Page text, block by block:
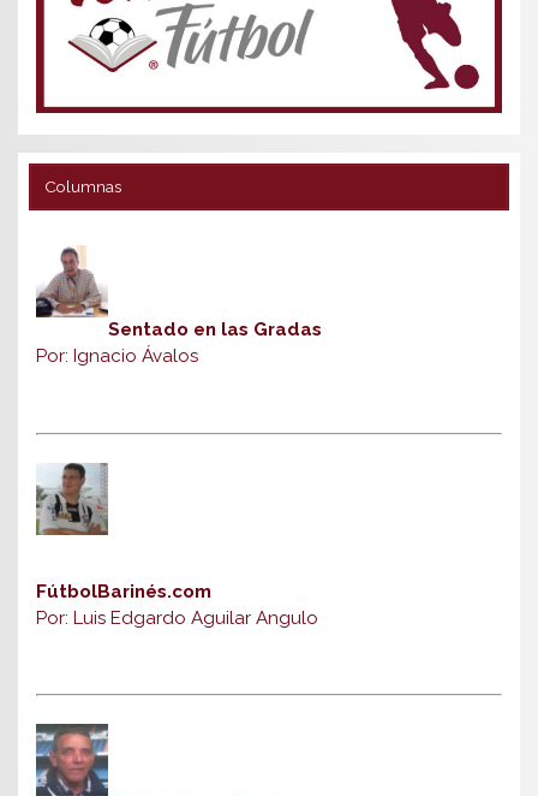
Columnas
Sentado en las Gradas
Por: Ignacio Ávalos
FútbolBarinés.com
Por: Luis Edgardo Aguilar Angulo